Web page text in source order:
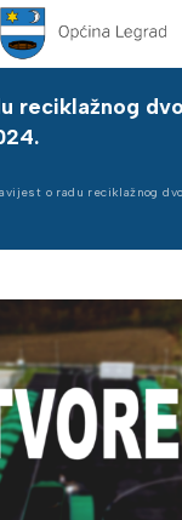
reciklažnog
o radu reciklažnog